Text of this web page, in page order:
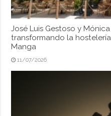
José Luis Gestoso y
transformando la
Manga
11/07/2026